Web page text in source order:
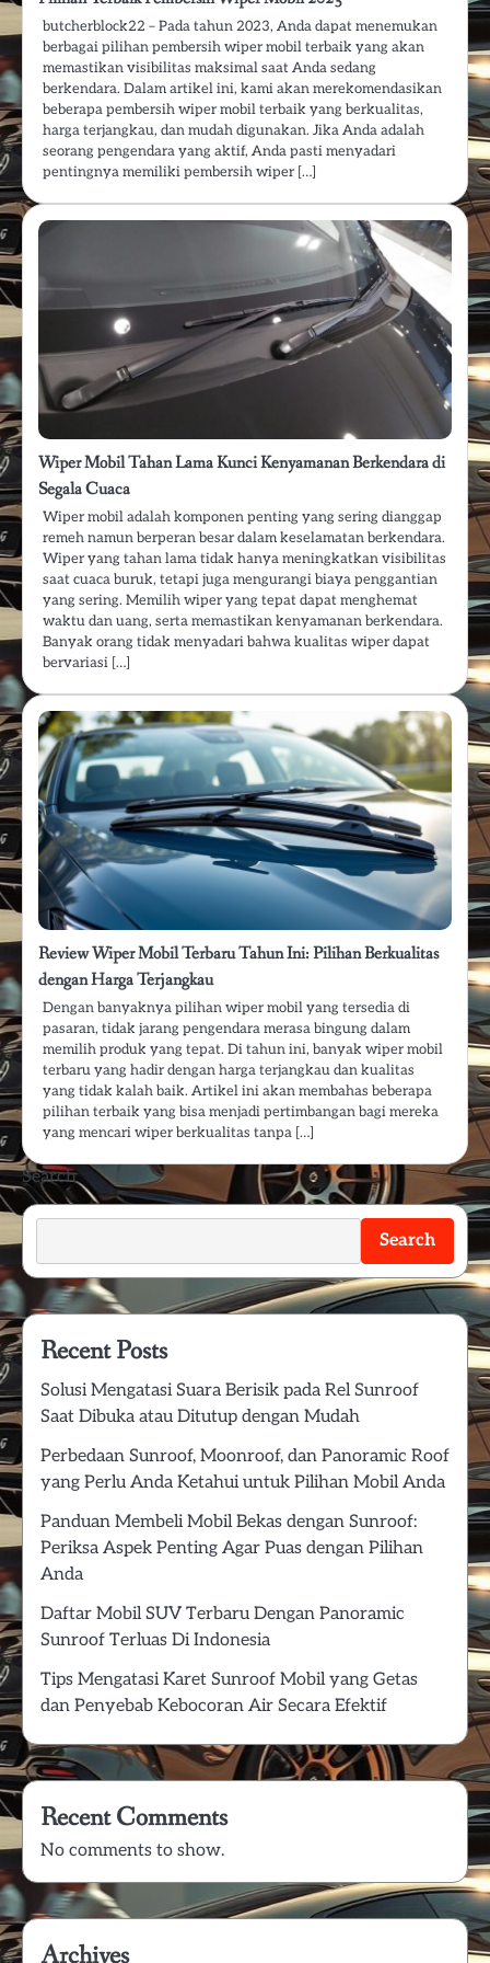
butcherblock22 – Pada tahun 2023, Anda dapat menemukan
berbagai pilihan pembersih wiper mobil terbaik yang akan
memastikan visibilitas maksimal saat Anda sedang
berkendara. Dalam artikel ini, kami akan merekomendasikan
beberapa pembersih wiper mobil terbaik yang berkualitas,
harga terjangkau, dan mudah digunakan. Jika Anda adalah
seorang pengendara yang aktif, Anda pasti menyadari
pentingnya memiliki pembersih wiper […]
Wiper Mobil Tahan Lama Kunci Kenyamanan Berkendara di
Segala Cuaca
Wiper mobil adalah komponen penting yang sering dianggap
remeh namun berperan besar dalam keselamatan berkendara.
Wiper yang tahan lama tidak hanya meningkatkan visibilitas
saat cuaca buruk, tetapi juga mengurangi biaya penggantian
yang sering. Memilih wiper yang tepat dapat menghemat
waktu dan uang, serta memastikan kenyamanan berkendara.
Banyak orang tidak menyadari bahwa kualitas wiper dapat
bervariasi […]
Review Wiper Mobil Terbaru Tahun Ini: Pilihan Berkualitas
dengan Harga Terjangkau
Dengan banyaknya pilihan wiper mobil yang tersedia di
pasaran, tidak jarang pengendara merasa bingung dalam
memilih produk yang tepat. Di tahun ini, banyak wiper mobil
terbaru yang hadir dengan harga terjangkau dan kualitas
yang tidak kalah baik. Artikel ini akan membahas beberapa
pilihan terbaik yang bisa menjadi pertimbangan bagi mereka
yang mencari wiper berkualitas tanpa […]
Search
Search
Recent Posts
Solusi Mengatasi Suara Berisik pada Rel Sunroof
Saat Dibuka atau Ditutup dengan Mudah
Perbedaan Sunroof, Moonroof, dan Panoramic Roof
yang Perlu Anda Ketahui untuk Pilihan Mobil Anda
Panduan Membeli Mobil Bekas dengan Sunroof:
Periksa Aspek Penting Agar Puas dengan Pilihan
Anda
Daftar Mobil SUV Terbaru Dengan Panoramic
Sunroof Terluas Di Indonesia
Tips Mengatasi Karet Sunroof Mobil yang Getas
dan Penyebab Kebocoran Air Secara Efektif
Recent Comments
No comments to show.
Archives